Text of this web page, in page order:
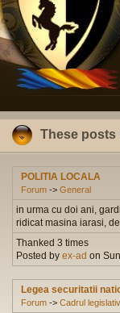
These posts
POLITIA LOCALA
Forum -> General
in urma cu doi ani,
ridicat masina iarasi,
Thanked 3 times
Posted by ex-ad on
Legea securitatii
Forum -> Cadrul legislativ